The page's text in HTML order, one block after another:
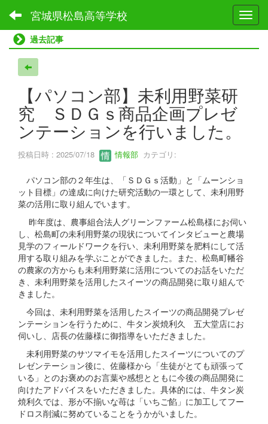
宮城県松島高等学校
過去記事
【パソコン部】未利用野菜研
究 ＳＤＧｓ商品企画プレゼ
ンテーションを行いました。
投稿日時 : 2025/07/18 情報部 カテゴリ:
パソコン部の２年生は、「ＳＤＧｓ活動」と「ムーンショ
ット目標」の達成に向けた研究活動の一環として、未利用野
菜の活用に取り組んでいます。
昨年度は、農事組合法人グリーンファーム松島様にお伺い
し、松島町の未利用野菜の現状についてインタビューと農場
見学のフィールドワークを行い、未利用野菜を肥料にして活
用する取り組みを学ぶことができました。また、松島町幡谷
の農家の方からも未利用野菜に活用についてのお話をいただ
き、未利用野菜を活用したスイーツの商品開発に取り組んで
きました。
今回は、未利用野菜を活用したスイーツの商品開発プレゼ
ンテーションを行うために、牛タン炭焼利久 五大堂店にお
伺いし、店長の佐藤様に御指導をいただきました。
未利用野菜のサツマイモを活用したスイーツについてのプ
レゼンテーション後に、佐藤様から「生徒がとても頑張って
いる」とのお褒めのお言葉や感想とともに今後の商品開発に
向けたアドバイスをいただきました。具体的には、牛タン炭
焼利久では、形が不揃いな苺は「いちご餡」に加工してフー
ドロス削減に努めていることをうかがいました。